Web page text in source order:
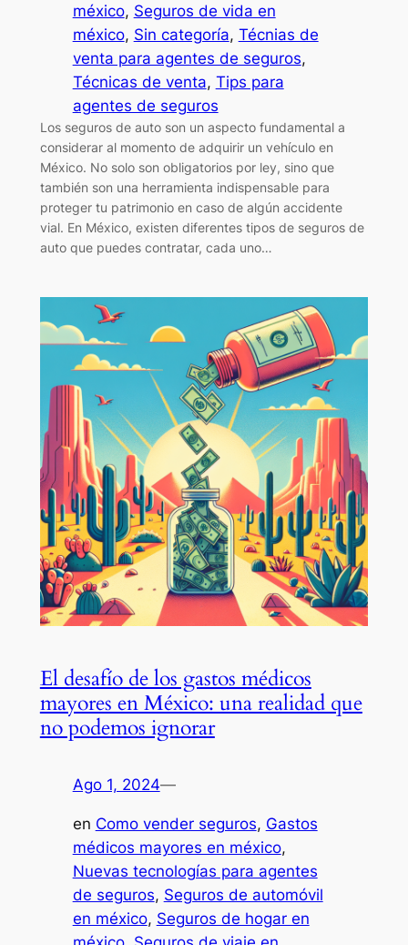
méxico, Seguros de vida en
méxico, Sin categoría, Técnias de
venta para agentes de seguros
Técnicas de venta, Tips para
agentes de seguros
Los seguros de auto son un aspecto fundamental a
considerar al momento de adquirir un vehículo en
México. No solo son obligatorios por ley, sino que
también son una herramienta indispensable para
proteger tu patrimonio en caso de algún accidente
vial. En México, existen diferentes tipos de seguros de
auto que puedes contratar, cada uno…
El desafío de los gastos médicos
mayores en México: una realidad que
no podemos ignorar
Ago 1, 2024—
en Como vender seguros, Gastos
médicos mayores en méxico
Nuevas tecnologías para agentes
de seguros, Seguros de automóvil
en méxico, Seguros de hogar en